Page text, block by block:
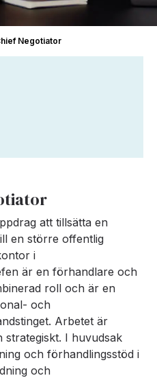
Negotiator
att tillsätta en
en större offentlig
i
är en förhandlare och
roll och är en
och
Arbetet är
strategiskt. I huvudsak
och förhandlingsstöd i
och